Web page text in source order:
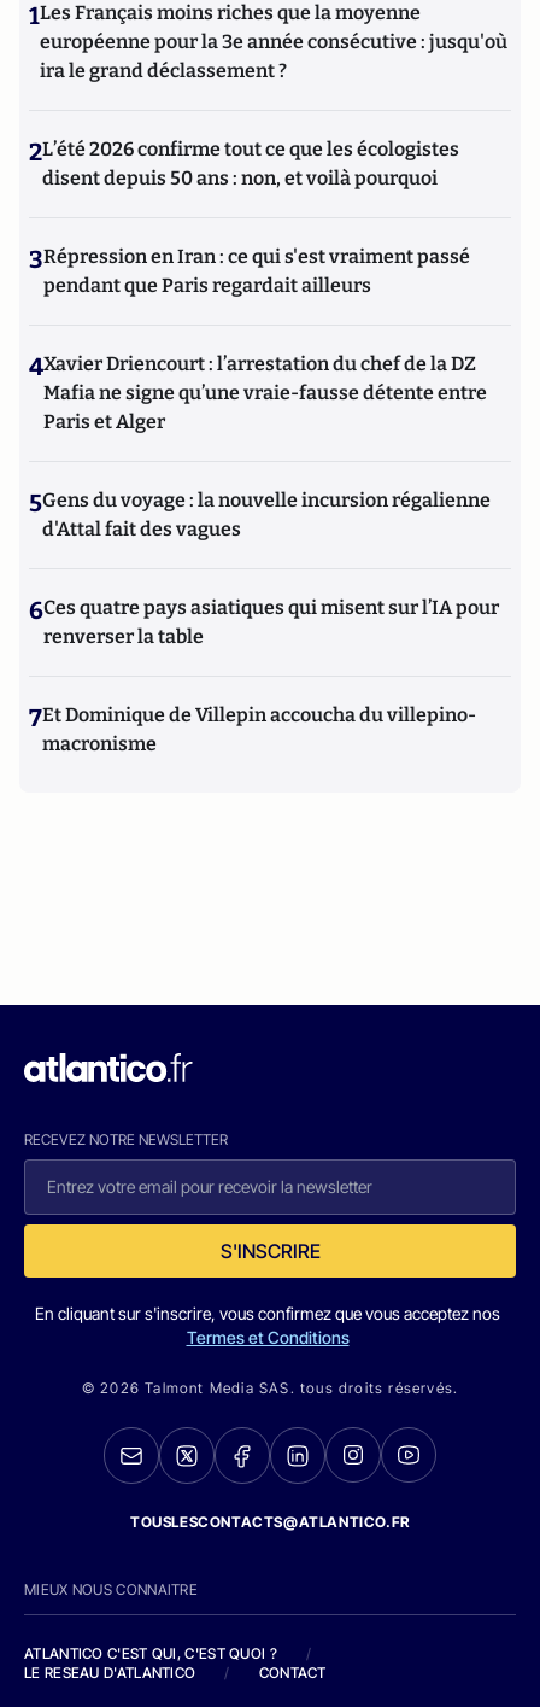
1Les Français moins riches que la moyenne
européenne pour la 3e année consécutive : jusqu'où
ira le grand déclassement ?
2L’été 2026 confirme tout ce que les écologistes
disent depuis 50 ans : non, et voilà pourquoi
3Répression en Iran : ce qui s'est vraiment passé
pendant que Paris regardait ailleurs
4Xavier Driencourt : l’arrestation du chef de la DZ
Mafia ne signe qu’une vraie-fausse détente entre
Paris et Alger
5Gens du voyage : la nouvelle incursion régalienne
d'Attal fait des vagues
6Ces quatre pays asiatiques qui misent sur l’IA pour
renverser la table
7Et Dominique de Villepin accoucha du villepino-
macronisme
RECEVEZ NOTRE NEWSLETTER
S'INSCRIRE
En cliquant sur s'inscrire, vous confirmez que vous acceptez nos
Termes et Conditions
© 2026 Talmont Media SAS. tous droits réservés.
TOUSLESCONTACTS@ATLANTICO.FR
MIEUX NOUS CONNAITRE
ATLANTICO C'EST QUI, C'EST QUOI ?
/
LE RESEAU D'ATLANTICO
/ CONTACT